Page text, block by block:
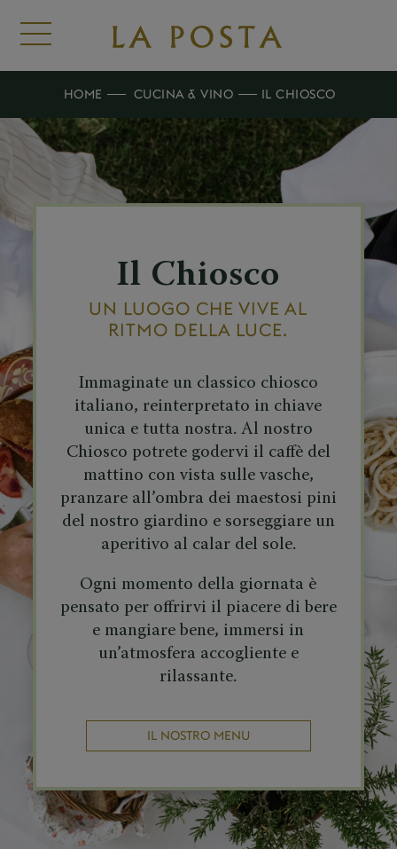
HOME CUCINA & VINO IL CHIOSCO
Il Chiosco
UN LUOGO CHE VIVE AL
RITMO DELLA LUCE.
Immaginate un classico chiosco
italiano, reinterpretato in chiave
unica e tutta nostra. Al nostro
Chiosco potrete godervi il caffè del
mattino con vista sulle vasche,
pranzare all’ombra dei maestosi pini
del nostro giardino e sorseggiare un
aperitivo al calar del sole.
Ogni momento della giornata è
pensato per offrirvi il piacere di bere
e mangiare bene, immersi in
un’atmosfera accogliente e
rilassante.
IL NOSTRO MENU